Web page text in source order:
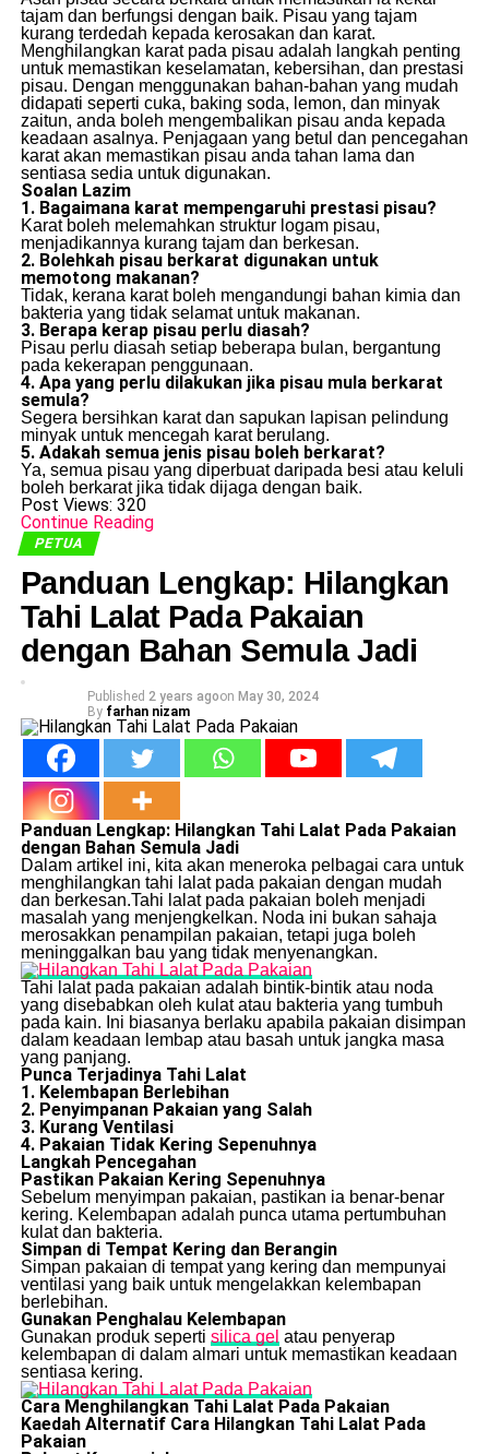
tajam dan berfungsi dengan baik. Pisau yang tajam
kurang terdedah kepada kerosakan dan karat.
Menghilangkan karat pada pisau adalah langkah penting
untuk memastikan keselamatan, kebersihan, dan prestasi
pisau. Dengan menggunakan bahan-bahan yang mudah
didapati seperti cuka, baking soda, lemon, dan minyak
zaitun, anda boleh mengembalikan pisau anda kepada
keadaan asalnya. Penjagaan yang betul dan pencegahan
karat akan memastikan pisau anda tahan lama dan
sentiasa sedia untuk digunakan.
Soalan Lazim
1. Bagaimana karat mempengaruhi prestasi pisau?
Karat boleh melemahkan struktur logam pisau,
menjadikannya kurang tajam dan berkesan.
2. Bolehkah pisau berkarat digunakan untuk
memotong makanan?
Tidak, kerana karat boleh mengandungi bahan kimia dan
bakteria yang tidak selamat untuk makanan.
3. Berapa kerap pisau perlu diasah?
Pisau perlu diasah setiap beberapa bulan, bergantung
pada kekerapan penggunaan.
4. Apa yang perlu dilakukan jika pisau mula berkarat
semula?
Segera bersihkan karat dan sapukan lapisan pelindung
minyak untuk mencegah karat berulang.
5. Adakah semua jenis pisau boleh berkarat?
Ya, semua pisau yang diperbuat daripada besi atau keluli
boleh berkarat jika tidak dijaga dengan baik.
Post Views: 320
Continue Reading
PETUA
Panduan Lengkap: Hilangkan
Tahi Lalat Pada Pakaian
dengan Bahan Semula Jadi
Published 2 years agoon May 30, 2024
By farhan nizam
Panduan Lengkap: Hilangkan Tahi Lalat Pada Pakaian
dengan Bahan Semula Jadi
Dalam artikel ini, kita akan meneroka pelbagai cara untuk
menghilangkan tahi lalat pada pakaian dengan mudah
dan berkesan.Tahi lalat pada pakaian boleh menjadi
masalah yang menjengkelkan. Noda ini bukan sahaja
merosakkan penampilan pakaian, tetapi juga boleh
meninggalkan bau yang tidak menyenangkan.
Tahi lalat pada pakaian adalah bintik-bintik atau noda
yang disebabkan oleh kulat atau bakteria yang tumbuh
pada kain. Ini biasanya berlaku apabila pakaian disimpan
dalam keadaan lembap atau basah untuk jangka masa
yang panjang.
Punca Terjadinya Tahi Lalat
1. Kelembapan Berlebihan
2. Penyimpanan Pakaian yang Salah
3. Kurang Ventilasi
4. Pakaian Tidak Kering Sepenuhnya
Langkah Pencegahan
Pastikan Pakaian Kering Sepenuhnya
Sebelum menyimpan pakaian, pastikan ia benar-benar
kering. Kelembapan adalah punca utama pertumbuhan
kulat dan bakteria.
Simpan di Tempat Kering dan Berangin
Simpan pakaian di tempat yang kering dan mempunyai
ventilasi yang baik untuk mengelakkan kelembapan
berlebihan.
Gunakan Penghalau Kelembapan
Gunakan produk seperti silica gel atau penyerap
kelembapan di dalam almari untuk memastikan keadaan
sentiasa kering.
Cara Menghilangkan Tahi Lalat Pada Pakaian
Kaedah Alternatif Cara Hilangkan Tahi Lalat Pada
Pakaian